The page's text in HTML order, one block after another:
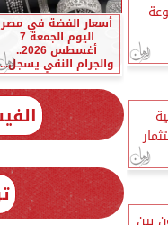
أسعار الفضة في مصر
اليوم الجمعة 7
أغسطس 2026..
والجرام النقي يسجل...